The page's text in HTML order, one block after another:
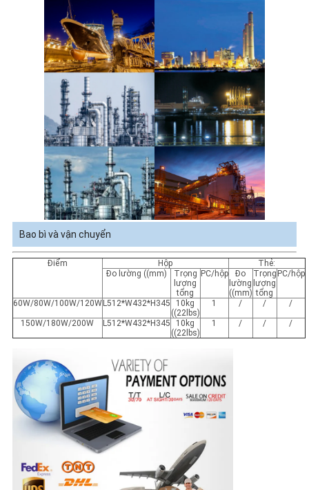
Bao bì và vận chuyển
Điểm Hộp
Thẻ:
Đo lường ((mm)
Trọng
lượng
tổng
PC/hộp
Đo
lường
((mm)
Trọng
lượng
tổng
PC/hộp
60W/80W/100W/120WL512*W432*H345
10kg
((22lbs)
1 / / /
150W/180W/200W L512*W432*H345
10kg
((22lbs)
1 / / /